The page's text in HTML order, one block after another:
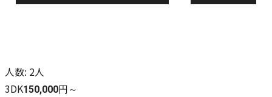
人数: 2人
3DK150,000円～